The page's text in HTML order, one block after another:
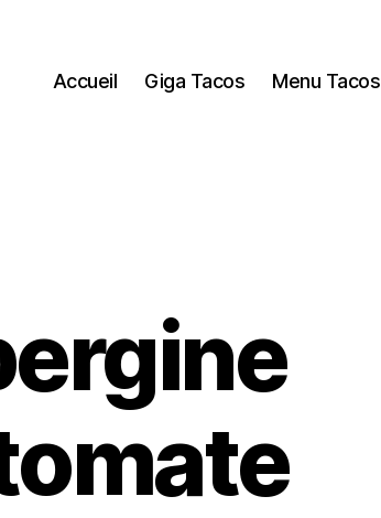
Accueil Giga Tacos Menu Tacos